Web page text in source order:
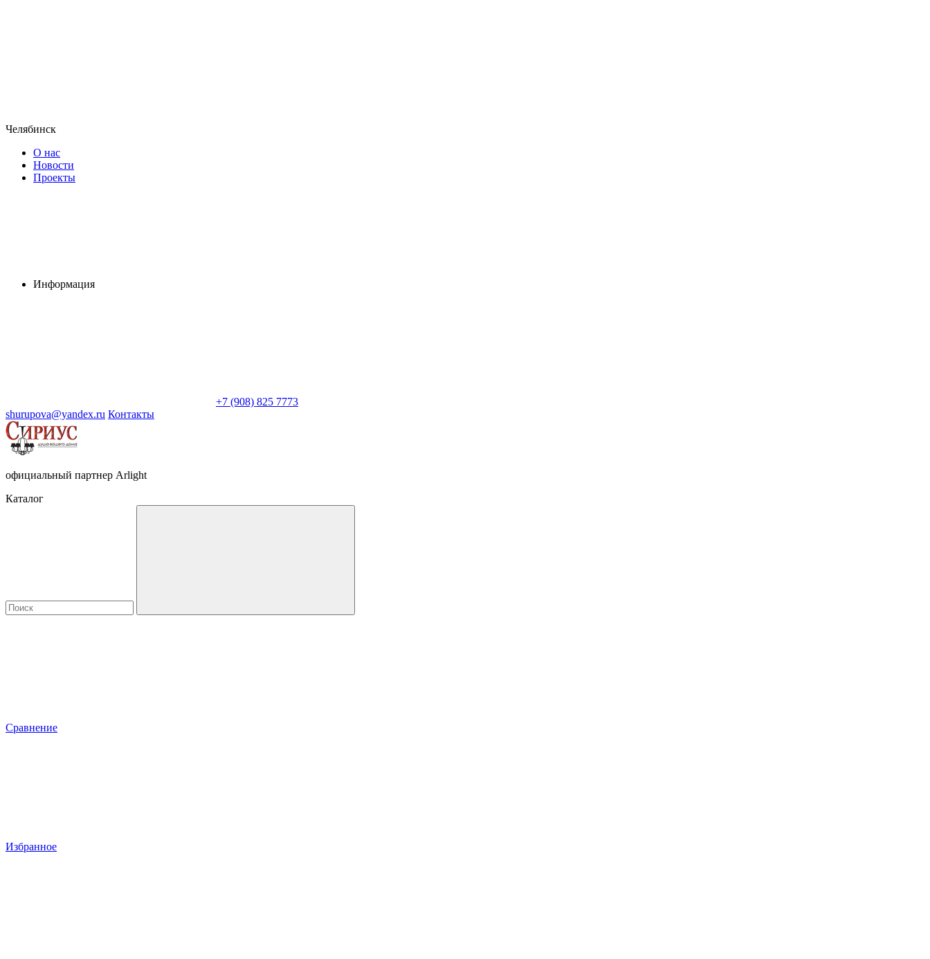
Челябинск
О нас
Новости
Проекты
Информация
+7 (908) 825 7773
shurupova@yandex.ru Контакты
официальный партнер Arlight
Каталог
Сравнение
Избранное